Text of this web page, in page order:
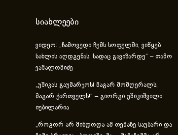
სიახლეები
ვიდეო: „ჩამოვედი ჩემს სოფელში, ვიწყებ
სახლის აღდგენას, სადაც გავიზარდე“ – თამო
ვაშალომიძე
„უშიკას გაუმარჯოს! მაგარ მომღერალს,
მაგარ ქართველს!“ – გიორგი უშიკიშვილი
იუბილარია
„როგორ არ მინდოდა ამ თემაზე საუბარი და